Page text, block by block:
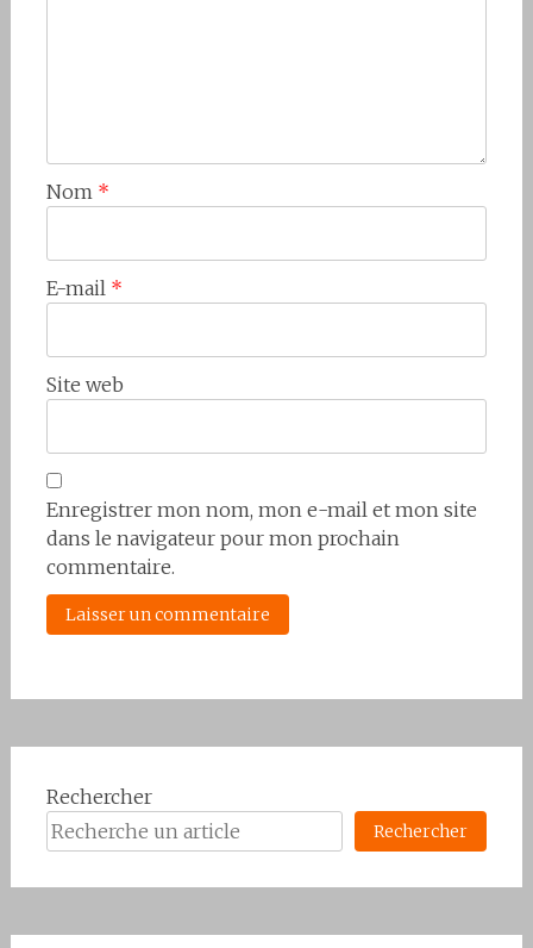
Nom *
E-mail *
Site web
Enregistrer mon nom, mon e-mail et mon site
dans le navigateur pour mon prochain
commentaire.
Rechercher
Rechercher